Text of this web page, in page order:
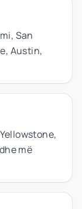
San
Austin,
më